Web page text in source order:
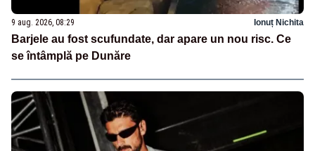
9 aug. 2026, 08:29 Ionuț Nichita
Barjele au fost scufundate, dar apare un nou risc. Ce
se întâmplă pe Dunăre